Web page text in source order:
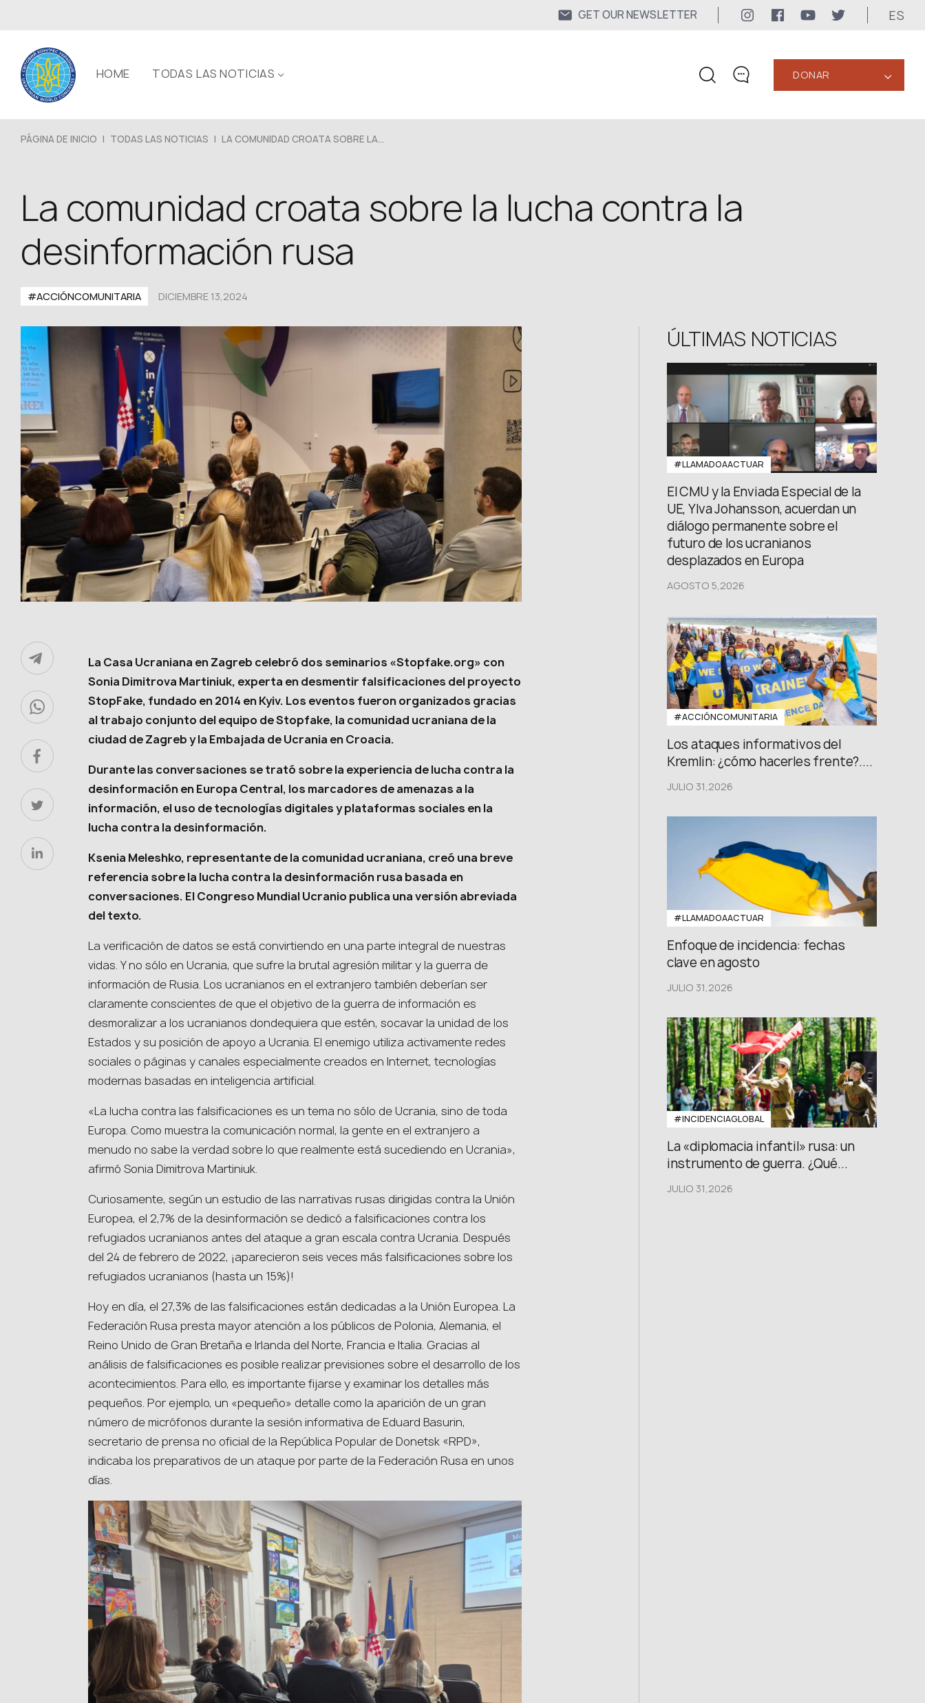
GET OUR NEWSLETTER ES
HOME TODAS LAS NOTICIAS
CONTACTOS DE LOS
MEDIOS DE COMUNICACIÓN
DONAR ‹
PÁGINA DE INICIO | TODAS LAS NOTICIAS | LA COMUNIDAD CROATA SOBRE LA...
La comunidad croata sobre la lucha contra la
desinformación rusa
#ACCIÓNCOMUNITARIA DICIEMBRE 13,2024
La Casa Ucraniana en Zagreb celebró dos seminarios «Stopfake.org» con
Sonia Dimitrova Martiniuk, experta en desmentir falsificaciones del proyecto
StopFake, fundado en 2014 en Kyiv. Los eventos fueron organizados gracias
al trabajo conjunto del equipo de Stopfake, la comunidad ucraniana de la
ciudad de Zagreb y la Embajada de Ucrania en Croacia.
Durante las conversaciones se trató sobre la experiencia de lucha contra la
desinformación en Europa Central, los marcadores de amenazas a la
información, el uso de tecnologías digitales y plataformas sociales en la
lucha contra la desinformación.
Ksenia Meleshko, representante de la comunidad ucraniana, creó una breve
referencia sobre la lucha contra la desinformación rusa basada en
conversaciones. El Congreso Mundial Ucranio publica una versión abreviada
del texto.
La verificación de datos se está convirtiendo en una parte integral de nuestras
vidas. Y no sólo en Ucrania, que sufre la brutal agresión militar y la guerra de
información de Rusia. Los ucranianos en el extranjero también deberían ser
claramente conscientes de que el objetivo de la guerra de información es
desmoralizar a los ucranianos dondequiera que estén, socavar la unidad de los
Estados y su posición de apoyo a Ucrania. El enemigo utiliza activamente redes
sociales o páginas y canales especialmente creados en Internet, tecnologías
modernas basadas en inteligencia artificial.
«La lucha contra las falsificaciones es un tema no sólo de Ucrania, sino de toda
Europa. Como muestra la comunicación normal, la gente en el extranjero a
menudo no sabe la verdad sobre lo que realmente está sucediendo en Ucrania»,
afirmó Sonia Dimitrova Martiniuk.
Curiosamente, según un estudio de las narrativas rusas dirigidas contra la Unión
Europea, el 2,7% de la desinformación se dedicó a falsificaciones contra los
refugiados ucranianos antes del ataque a gran escala contra Ucrania. Después
del 24 de febrero de 2022, ¡aparecieron seis veces más falsificaciones sobre los
refugiados ucranianos (hasta un 15%)!
Hoy en día, el 27,3% de las falsificaciones están dedicadas a la Unión Europea. La
Federación Rusa presta mayor atención a los públicos de Polonia, Alemania, el
Reino Unido de Gran Bretaña e Irlanda del Norte, Francia e Italia. Gracias al
análisis de falsificaciones es posible realizar previsiones sobre el desarrollo de los
acontecimientos. Para ello, es importante fijarse y examinar los detalles más
pequeños. Por ejemplo, un «pequeño» detalle como la aparición de un gran
número de micrófonos durante la sesión informativa de Eduard Basurin,
secretario de prensa no oficial de la República Popular de Donetsk «RPD»,
indicaba los preparativos de un ataque por parte de la Federación Rusa en unos
días.
ÚLTIMAS NOTICIAS
#LLAMADOAACTUAR
El CMU y la Enviada Especial de la
UE, Ylva Johansson, acuerdan un
diálogo permanente sobre el
futuro de los ucranianos
desplazados en Europa
AGOSTO 5,2026
#ACCIÓNCOMUNITARIA
Los ataques informativos del
Kremlin: ¿cómo hacerles frente?....
JULIO 31,2026
#LLAMADOAACTUAR
Enfoque de incidencia: fechas
clave en agosto
JULIO 31,2026
#INCIDENCIAGLOBAL
La «diplomacia infantil» rusa: un
instrumento de guerra. ¿Qué...
JULIO 31,2026